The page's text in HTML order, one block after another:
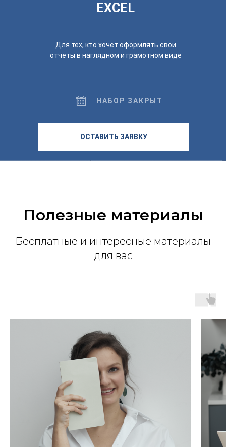
EXCEL
Для тех, кто хочет оформлять свои
отчеты в наглядном и грамотном виде
ОСТАВИТЬ ЗАЯВКУ
НАБОР ЗАКРЫТ
Полезные материалы
Бесплатные и интересные материалы
для вас